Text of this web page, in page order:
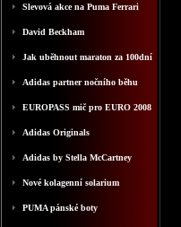
Slevová akce na Puma Ferrari
David Beckham
Jak uběhnout maraton za 100dní
Adidas partner nočního běhu
EUROPASS mič pro EURO 2008
Adidas Originals
Adidas by Stella McCartney
Nové kolagenní solarium
PUMA pánské boty